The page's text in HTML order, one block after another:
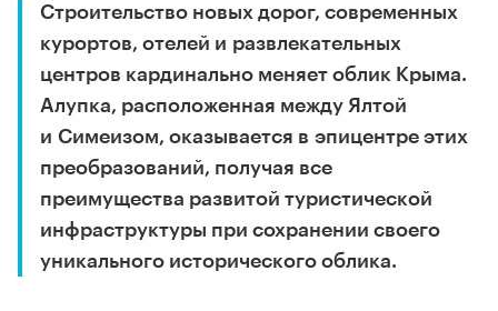
Строительство новых дорог, современных
курортов, отелей и развлекательных
центров кардинально меняет облик Крыма.
Алупка, расположенная между Ялтой
и Симеизом, оказывается в эпицентре этих
преобразований, получая все
преимущества развитой туристической
инфраструктуры при сохранении своего
уникального исторического облика.